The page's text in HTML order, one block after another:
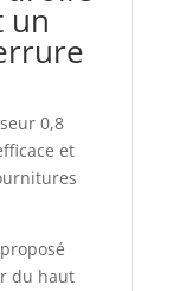
un
0,8
et
du haut